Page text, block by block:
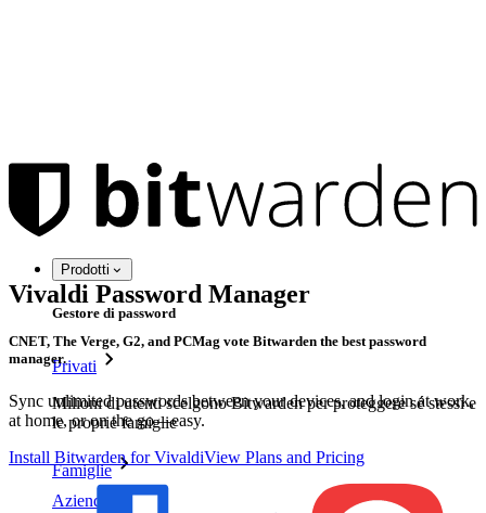
Prodotti
Gestore di password
Privati
Milioni di utenti scelgono Bitwarden per proteggere sé stessi e
le proprie famiglie
Famiglie
Aziende
Vivaldi Password Manager
CNET, The Verge, G2, and PCMag vote Bitwarden the best password
manager.
Sync unlimited passwords between your devices, and login at work,
at home, or on the go—easy.
Install Bitwarden for VivaldiView Plans and Pricing